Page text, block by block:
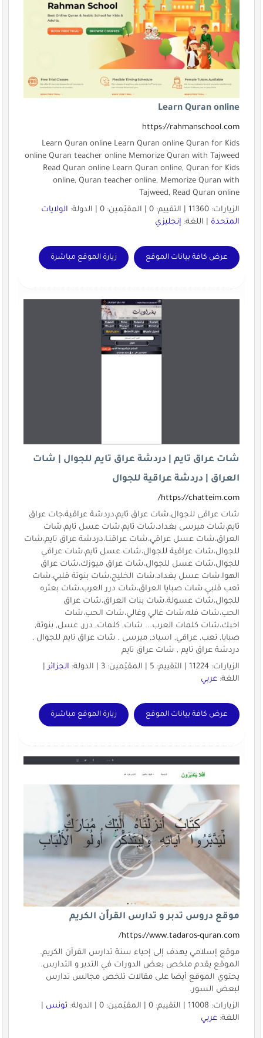
Learn Quran online
https://rahmanschool.com
Learn Quran online Learn Quran online Quran for Kids
online Quran teacher online Memorize Quran with Tajweed
Read Quran online Learn Quran online, Quran for Kids
online, Quran teacher online, Memorize Quran with
Tajweed, Read Quran online
الزيارات: 11360 | التقييم: 0 | المقيّمين: 0 | الدولة:
الولايات
المتحدة| اللغة: إنجليزي
عرض كافة بيانات الموقع زيارة الموقع مباشرة
شات عراق تايم | دردشة عراق تايم للجوال | شات
العراق | دردشة عراقية للجوال
https://chatteim.com/
شات عراقي للجوال،شات عراق تايم،دردشة عراقية،جات عراق
تايم،شات ميرسى بغداد،شات تايم،شات عسل تايم،شات
العراق،شات عسل عراقي،شات عراقنـا،دردشة عراق تايم،شات
للجوال،شات عراقية للجوال،شات عسل تايم،شات عراقي
للجوال،شات عسل للجوال،شات عراق ميوزك،شات عراق
الهوا،شات عسل بغداد،شات الخليج،شات بنوتة قلبي،شات
تعب قلبي،شات صبايا العراق،شات درر العرب،شات بعثره
للجوال،شات عسولة،شات بنات العراق،شات عراق
الحب،شات فله،شات غالي وغالي،شات الحب،شات
احبك،شات كلمات العرب... شات, كلمات, درر, عسل, بنوتة,
صبايا, تعب, عراقي, اسياد, ميرسى , شات عراق تايم للجوال ,
دردشة عراق تايم , شات عراق تايم
الزيارات: 11224 | التقييم: 5 | المقيّمين: 3 | الدولة:
الجزائر|
اللغة: عربي
عرض كافة بيانات الموقع زيارة الموقع مباشرة
موقع دروس تدبر و تدارس القرٱن الكريم
https://www.tadaros-quran.com/
موقع إسلامي يهدف إلى إحياء سنة تدارس القرآن الكريم.
الموقع يقدم ملخص بعض الدورات في التدبر و التدارس.
يحتوي الموقع أيضا على مقالات تلخص مجالس تدارس
لبعض السور.
الزيارات: 11008 | التقييم: 0 | المقيّمين: 0 | الدولة:
تونس |
اللغة: عربي